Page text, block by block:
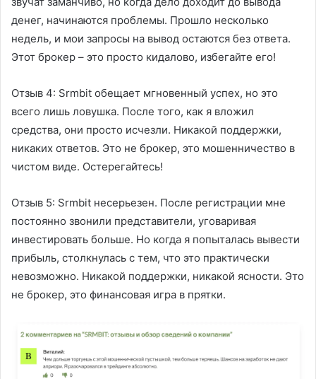
денег, начинаются проблемы. Прошло несколько
недель, и мои запросы на вывод остаются без ответа.
Этот брокер – это просто кидалово, избегайте его!
Отзыв 4: Srmbit обещает мгновенный успех, но это
всего лишь ловушка. После того, как я вложил
средства, они просто исчезли. Никакой поддержки,
никаких ответов. Это не брокер, это мошенничество в
чистом виде. Остерегайтесь!
Отзыв 5: Srmbit несерьезен. После регистрации мне
постоянно звонили представители, уговаривая
инвестировать больше. Но когда я попыталась вывести
прибыль, столкнулась с тем, что это практически
невозможно. Никакой поддержки, никакой ясности. Это
не брокер, это финансовая игра в прятки.